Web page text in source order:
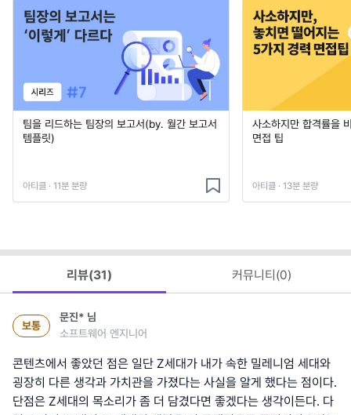
팀을 리드하는 팀장의 보고서(by. 월간 보고서
템플릿)
아티클 · 11분 분량
사소하지만 합격률을
면접 팁
아티클 · 13분 분량
리뷰(31) 커뮤니티(0)
보통
문진* 님
소프트웨어 엔지니어
콘텐츠에서 좋았던 점은 일단 Z세대가 내가 속한 밀레니엄 세대와
굉장히 다른 생각과 가치관을 가졌다는 사실을 알게 했다는 점이다.
단점은 Z세대의 목소리가 좀 더 담겼다면 좋겠다는 생각이든다. 다